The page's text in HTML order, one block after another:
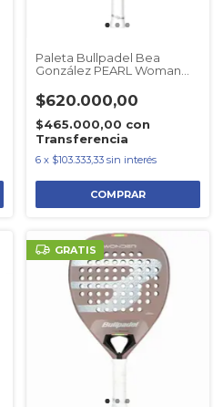
Paleta Bullpadel Bea
González PEARL Woman
$620.000,00
$465.000,00 con
Transferencia
6 x $103.333,33 sin interés
GRATIS